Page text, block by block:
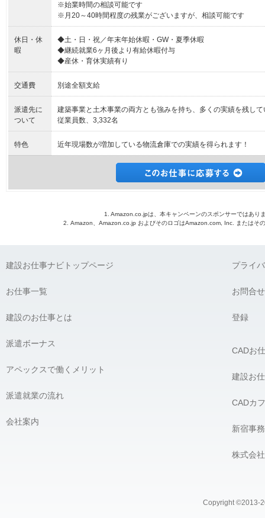
※始業時間の相談可能です
※月20～40時間程度の残業がございますが、相談可能です
休日・休
暇
◆土・日・祝／年末年始休暇・GW・夏季休暇
◆継続就業6ヶ月後より有給休暇付与
◆産休・育休実績有り
交通費 別途全額支給
派遣先に
ついて
建築事業と土木事業の両方とも強みを持ち、多くの実績を残し
従業員数、3,332名
特色 近年現場数が増加している物流倉庫での実績を得られます！
1. Amazon.co.jpは、本キャンペーンのスポンサーではあり
2. Amazon、Amazon.co.jp およびそのロゴはAmazon.com, Inc. またはそ
建設お仕事ナビトップページ
お仕事一覧
建設のお仕事とは
派遣ボーナス
アペックスで働くメリット
派遣就業の流れ
会社案内
プライ
お問合せ
登録
CADお
建設お
CADカ
新宿事
株式会
Copyright ©2013-